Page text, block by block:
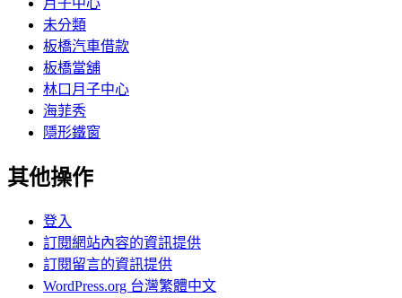
月子中心
未分類
板橋汽車借款
板橋當舖
林口月子中心
海菲秀
隱形鐵窗
其他操作
登入
訂閱網站內容的資訊提供
訂閱留言的資訊提供
WordPress.org 台灣繁體中文